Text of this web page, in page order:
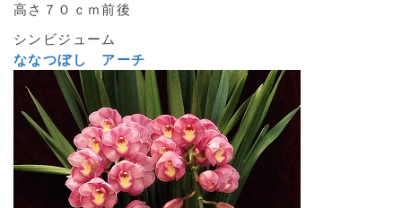
高さ７０ｃｍ前後
シンビジューム
ななつぼし アーチ